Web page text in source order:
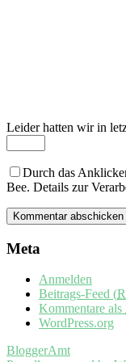
Leider hatten wir in
Durch das
Bee. Details zur
Meta
Anmelden
Beitrags-Feed (
Kommentare als
WordPress.org
BloggerAmt